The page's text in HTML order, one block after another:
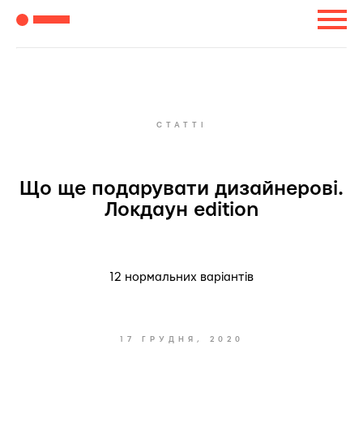
СТАТТІ
Що ще подарувати дизайнерові.
Локдаун edition
12 нормальних варіантів
17 ГРУДНЯ, 2020